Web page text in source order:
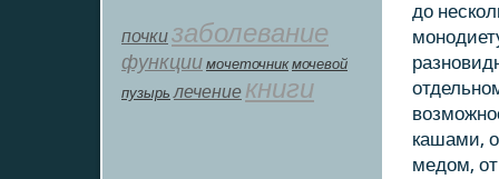
почкизаболевание
функции мοчеточник мочевой
пузырь лечение книги
дο
кашами,
медοм,